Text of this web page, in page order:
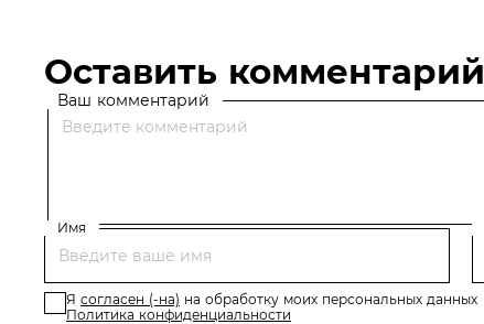
Оставить комментарий
Ваш комментарий
Имя
Я согласен (-на) на обработку моих персональных данных
Политика конфиденциальности